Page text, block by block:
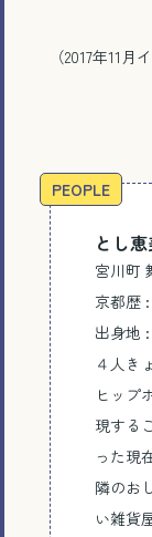
（2017年11月
PEOPLE
とし
宮川町
京都歴
出身地
４人き
ヒップ
現する
った現
隣のお
い雑貨